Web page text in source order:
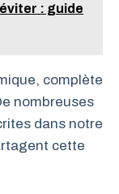
: guide
complète
nombreuses
dans notre
cette